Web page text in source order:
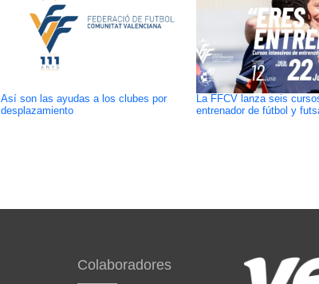
Así son las ayudas a los clubes por
desplazamiento
La FFCV lanza seis
entrenador de fútbol y
Colaboradores